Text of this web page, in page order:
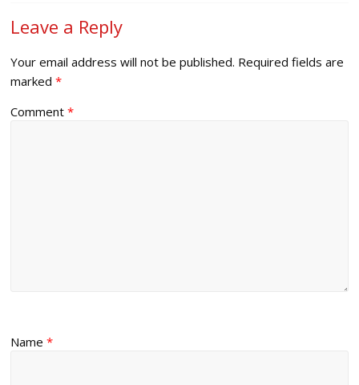
Leave a Reply
Your email address will not be published. Required fields are
marked*
Comment*
Name*